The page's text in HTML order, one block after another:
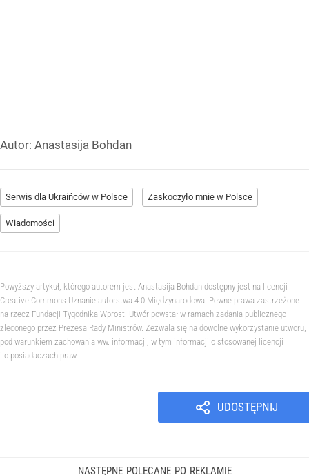
Autor: Anastasija Bohdan
Serwis dla Ukraińców w Polsce Zaskoczyło mnie w Polsce
Wiadomości
Powyższy artykuł, którego autorem jest Anastasija Bohdan dostępny jest na licencji
Creative Commons Uznanie autorstwa 4.0 Międzynarodowa. Pewne prawa zastrzeżone
na rzecz Fundacji Tygodnika Wprost. Utwór powstał w ramach zadania publicznego
zleconego przez Prezesa Rady Ministrów. Zezwala się na dowolne wykorzystanie utworu,
pod warunkiem zachowania ww. informacji, w tym informacji o stosowanej licencji
i o posiadaczach praw.
UDOSTĘPNIJ